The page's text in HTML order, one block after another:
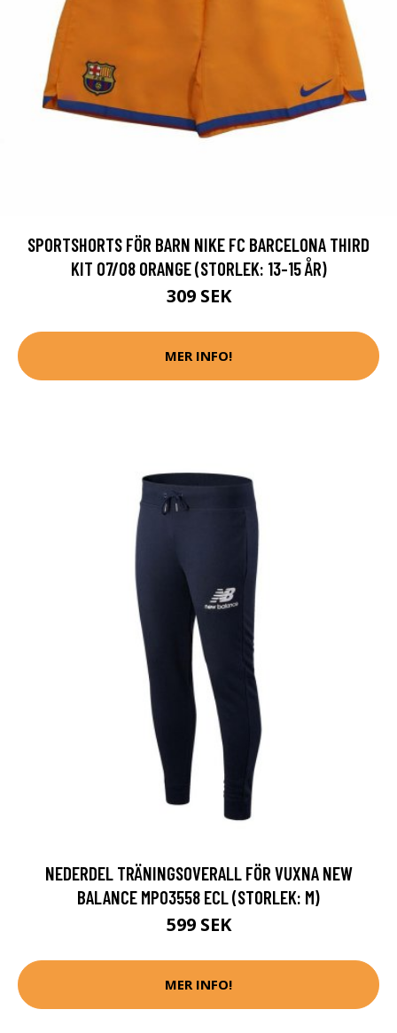
SPORTSHORTS FÖR BARN NIKE FC BARCELONA THIRD
KIT 07/08 ORANGE (STORLEK: 13-15 ÅR)
309 SEK
MER INFO!
NEDERDEL TRÄNINGSOVERALL FÖR VUXNA NEW
BALANCE MP03558 ECL (STORLEK: M)
599 SEK
MER INFO!